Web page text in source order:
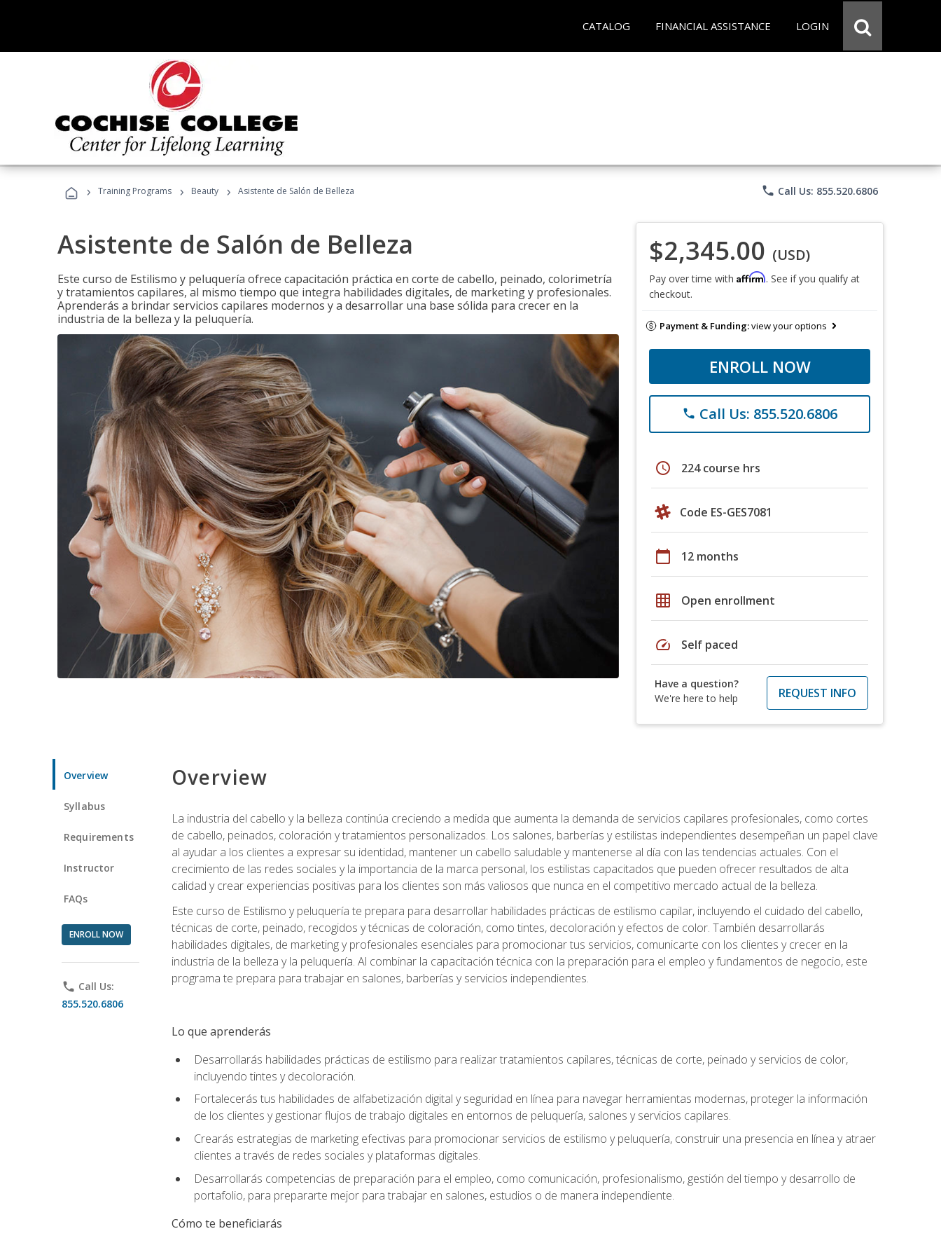
CATALOG FINANCIAL ASSISTANCE LOGIN
› Training Programs › Beauty › Asistente de Salón de Belleza phone Call Us: 855.520.6806
Asistente de Salón de Belleza
Este curso de Estilismo y peluquería ofrece capacitación práctica en corte de cabello, peinado, colorimetría
y tratamientos capilares, al mismo tiempo que integra habilidades digitales, de marketing y profesionales.
Aprenderás a brindar servicios capilares modernos y a desarrollar una base sólida para crecer en la
industria de la belleza y la peluquería.
$2,345.00 (USD)
Pay over time with Affirm. See if you qualify at
checkout.
Payment & Funding:view your options
ENROLL NOW
phone Call Us: 855.520.6806
schedule 224 course hrs
Code ES-GES7081
calendar_today 12 months
grid_on Open enrollment
speed Self paced
Have a question?
We're here to help
REQUEST INFO
Overview
Syllabus
Requirements
Instructor
FAQs
ENROLL NOW
phone Call Us:
855.520.6806
Overview
La industria del cabello y la belleza continúa creciendo a medida que aumenta la demanda de servicios capilares profesionales, como cortes
de cabello, peinados, coloración y tratamientos personalizados. Los salones, barberías y estilistas independientes desempeñan un papel clave
al ayudar a los clientes a expresar su identidad, mantener un cabello saludable y mantenerse al día con las tendencias actuales. Con el
crecimiento de las redes sociales y la importancia de la marca personal, los estilistas capacitados que pueden ofrecer resultados de alta
calidad y crear experiencias positivas para los clientes son más valiosos que nunca en el competitivo mercado actual de la belleza.
Este curso de Estilismo y peluquería te prepara para desarrollar habilidades prácticas de estilismo capilar, incluyendo el cuidado del cabello,
técnicas de corte, peinado, recogidos y técnicas de coloración, como tintes, decoloración y efectos de color. También desarrollarás
habilidades digitales, de marketing y profesionales esenciales para promocionar tus servicios, comunicarte con los clientes y crecer en la
industria de la belleza y la peluquería. Al combinar la capacitación técnica con la preparación para el empleo y fundamentos de negocio, este
programa te prepara para trabajar en salones, barberías y servicios independientes.
Lo que aprenderás
Desarrollarás habilidades prácticas de estilismo para realizar tratamientos capilares, técnicas de corte, peinado y servicios de color,
incluyendo tintes y decoloración.
Fortalecerás tus habilidades de alfabetización digital y seguridad en línea para navegar herramientas modernas, proteger la información
de los clientes y gestionar flujos de trabajo digitales en entornos de peluquería, salones y servicios capilares.
Crearás estrategias de marketing efectivas para promocionar servicios de estilismo y peluquería, construir una presencia en línea y atraer
clientes a través de redes sociales y plataformas digitales.
Desarrollarás competencias de preparación para el empleo, como comunicación, profesionalismo, gestión del tiempo y desarrollo de
portafolio, para prepararte mejor para trabajar en salones, estudios o de manera independiente.
Cómo te beneficiarás